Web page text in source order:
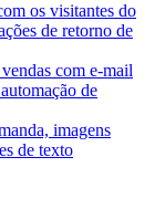
os visitantes do
de retorno de
com e-mail
de
imagens
de texto